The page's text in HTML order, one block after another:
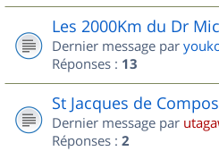
Les 2000Km du Dr
Dernier message par
Réponses : 13
St Jacques de
Dernier message par
Réponses : 2